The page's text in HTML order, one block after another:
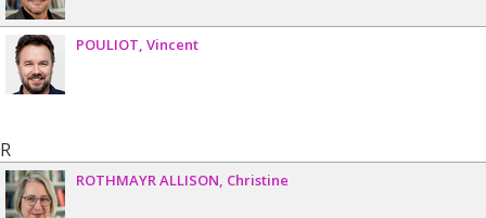
POULIOT Vincent
R
ROTHMAYR ALLISON Christine